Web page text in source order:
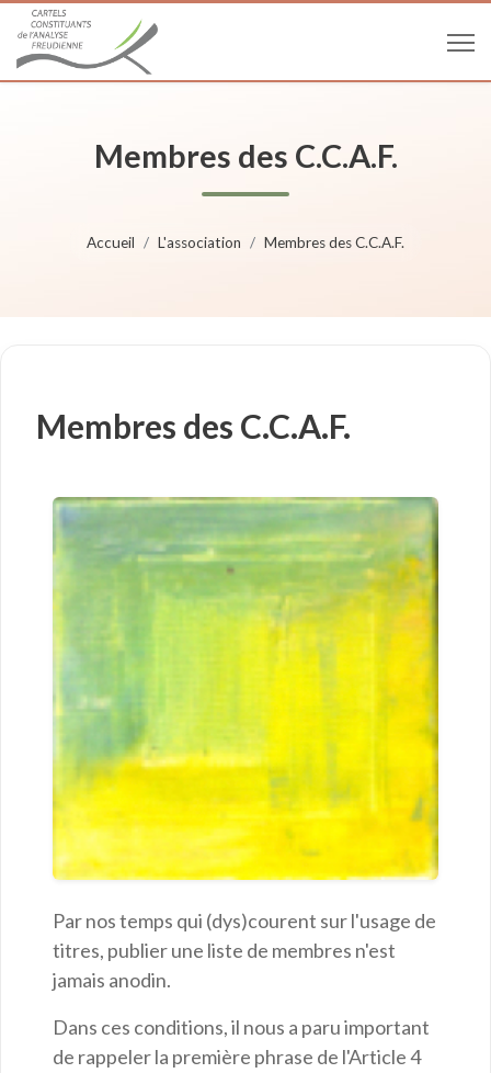
Membres des C.C.A.F.
Accueil L'association Membres des C.C.A.F.
Membres des C.C.A.F.
Par nos temps qui (dys)courent sur l'usage de
titres, publier une liste de membres n'est
jamais anodin.
Dans ces conditions, il nous a paru important
de rappeler la première phrase de l'Article 4